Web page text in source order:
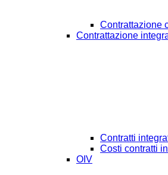
Contrattazione
Contrattazione
Contratti
Costi contratti
OIV